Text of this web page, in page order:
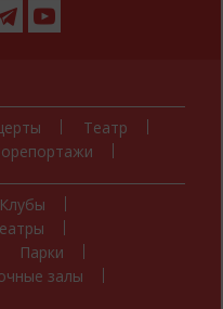
Театр
Клубы
Парки
залы